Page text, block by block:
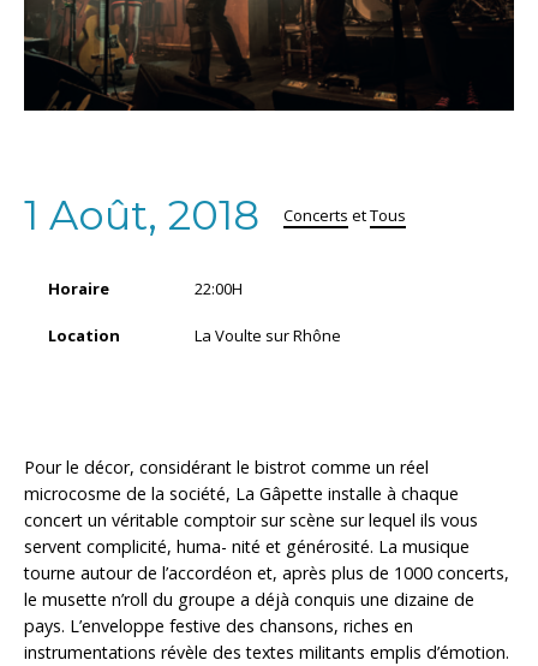
1 Août, 2018 Concerts etTous
Horaire 22:00H
Location La Voulte sur Rhône
Pour le décor, considérant le bistrot comme un réel
microcosme de la société, La Gâpette installe à chaque
concert un véritable comptoir sur scène sur lequel ils vous
servent complicité, huma- nité et générosité. La musique
tourne autour de l’accordéon et, après plus de 1000 concerts,
le musette n’roll du groupe a déjà conquis une dizaine de
pays. L’enveloppe festive des chansons, riches en
instrumentations révèle des textes militants emplis d’émotion.